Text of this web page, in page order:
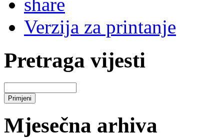
Verzija za printanje
Pretraga vijesti
Mjesečna arhiva